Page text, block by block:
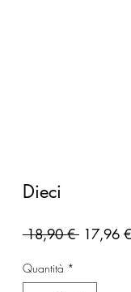
Dieci
18,90 € Prezzo
17,96 €
Quantità *